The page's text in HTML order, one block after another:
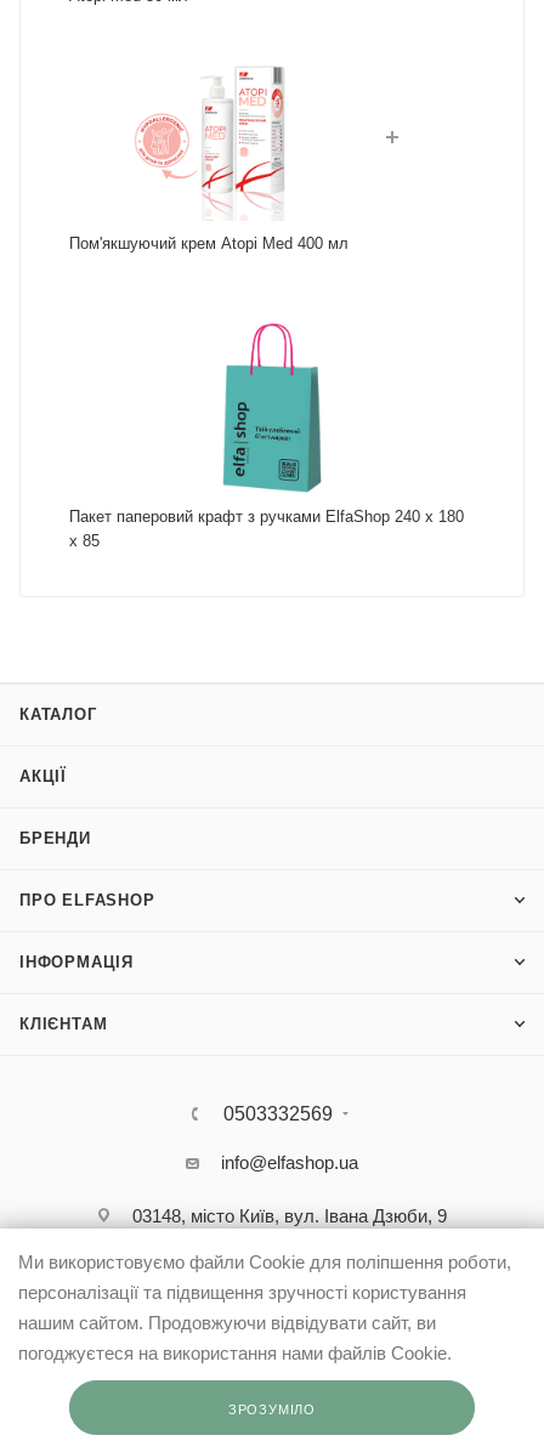
Пом'якшуючий крем Atopi Med 400 мл
Пакет паперовий крафт з ручками ElfaShop 240 х 180
х 85
КАТАЛОГ
АКЦІЇ
БРЕНДИ
ПРО ELFASHOP
ІНФОРМАЦІЯ
КЛІЄНТАМ
0503332569
info@elfashop.ua
03148, місто Київ, вул. Івана Дзюби, 9
Ми використовуємо файли Cookie для поліпшення роботи,
персоналізації та підвищення зручності користування
нашим сайтом. Продовжуючи відвідувати сайт, ви
погоджуєтеся на використання нами файлів Cookie.
ЗРОЗУМІЛО